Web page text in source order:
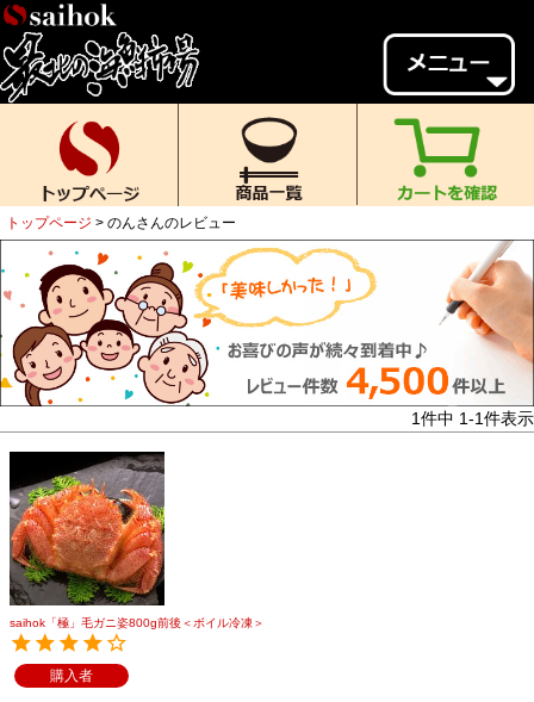
会員様メニュー
ゲスト
様、
いらっしゃいませ。
ご来店ありがとうございます。
新規会員登録
MYページ MYクーポン
ポイント履歴 お気に入り
レビュー投稿 閲覧履歴
当店について
初めての方へ
返品について
メルマガ登録
特定商取引法表示
トップページ のんさんのレビュー
1件中 1-1件表示
saihok「極」毛ガニ姿800g前後＜ボイル冷凍＞
購入者